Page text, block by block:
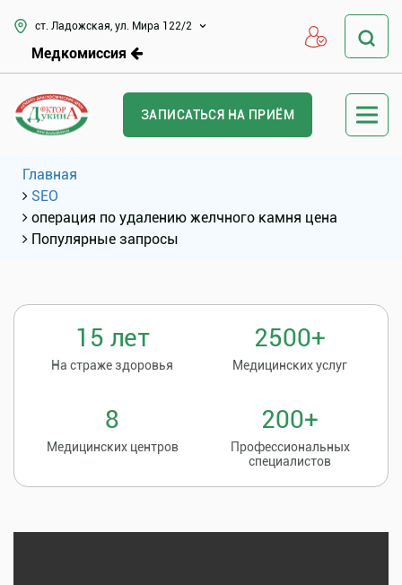
ст. Ладожская, ул. Мира 122/2
Медкомиссия
ЗАПИСАТЬСЯ НА ПРИЁМ
Главная
SEO
операция по удалению желчного камня цена
Популярные запросы
15 лет
На страже здоровья
2500+
Медицинских услуг
8
Медицинских центров
200+
Профессиональных
специалистов